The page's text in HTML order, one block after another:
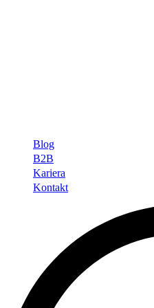
Blog
B2B
Kariera
Kontakt